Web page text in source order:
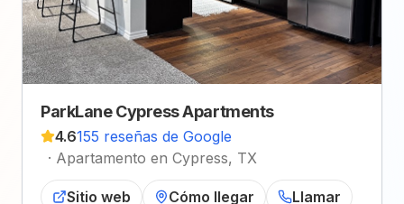
ParkLane Cypress Apartments
4.6155 reseñas de Google
· Apartamento en Cypress, TX
Sitio web Cómo llegar Llamar